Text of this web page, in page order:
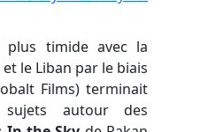
plus timide avec la
le Liban par le biais
Films) terminait
autour des